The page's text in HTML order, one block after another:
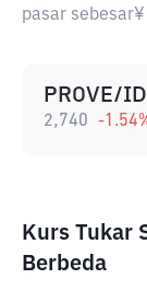
pasar sebesar¥
PROVE/
2,740 -1.54
Kurs Tukar
Berbeda